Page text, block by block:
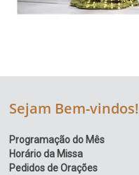
Sejam Bem-vindos!
Programação do Mês
Horário da Missa
Pedidos de Orações